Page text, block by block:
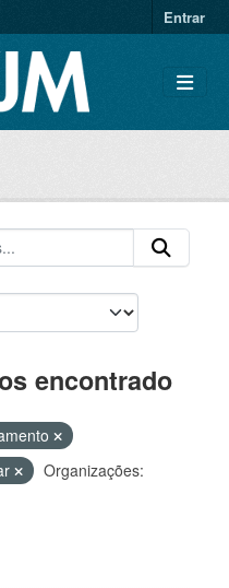
Entrar
encontrado
Organizações: